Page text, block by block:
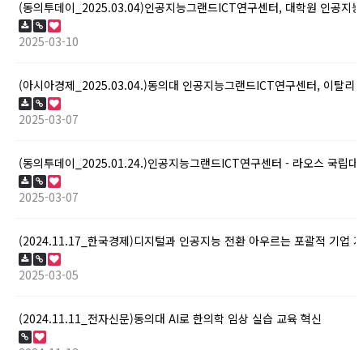
2025-03-10
2025-03-07
2025-03-07
2025-03-05
(2024.11.11_전자신문)동의대 AI로 한의학 임상 실습 교육 혁신